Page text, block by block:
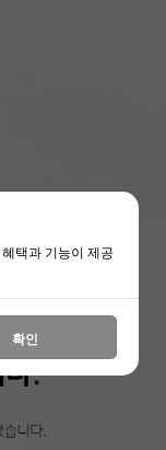
택과 기능이 제공
확인